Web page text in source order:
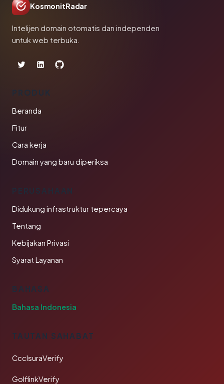
KosmonitRadar
Intelijen domain otomatis dan independen
untuk web terbuka.
PRODUK
Beranda
Fitur
Cara kerja
Domain yang baru diperiksa
PERUSAHAAN
Didukung infrastruktur tepercaya
Tentang
Kebijakan Privasi
Syarat Layanan
BAHASA
Bahasa Indonesia
TAUTAN SAHABAT
CcclsuraVerify
GolflinkVerify